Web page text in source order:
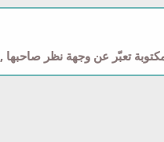
تعبّر عن وجهة نظر صاحبها